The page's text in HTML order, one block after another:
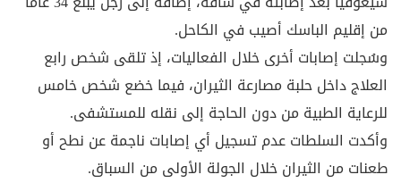
من إقليم الباسك أصيب في الكاحل.
وسُجلت إصابات أخرى خلال الفعاليات، إذ تلقى شخص رابع
العلاج داخل حلبة مصارعة الثيران، فيما خضع شخص خامس
للرعاية الطبية من دون الحاجة إلى نقله للمستشفى.
وأكدت السلطات عدم تسجيل أي إصابات ناجمة عن نطح أو
طعنات من الثيران خلال الجولة الأولى من السباق.